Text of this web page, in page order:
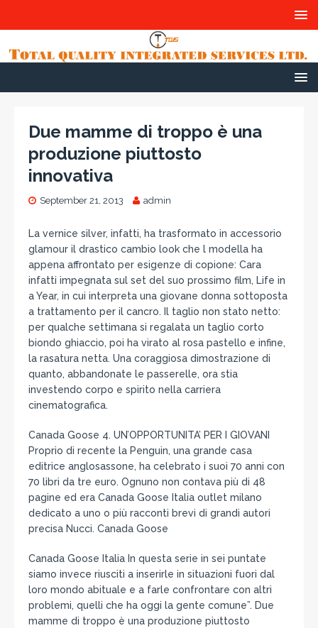
Due mamme di troppo è una
produzione piuttosto
innovativa
September 21, 2013 admin
La vernice silver, infatti, ha trasformato in accessorio
glamour il drastico cambio look che l modella ha
appena affrontato per esigenze di copione: Cara
infatti impegnata sul set del suo prossimo film, Life in
a Year, in cui interpreta una giovane donna sottoposta
a trattamento per il cancro. Il taglio non stato netto:
per qualche settimana si regalata un taglio corto
biondo ghiaccio, poi ha virato al rosa pastello e infine,
la rasatura netta. Una coraggiosa dimostrazione di
quanto, abbandonate le passerelle, ora stia
investendo corpo e spirito nella carriera
cinematografica.
Canada Goose 4. UN’OPPORTUNITA’ PER I GIOVANI
Proprio di recente la Penguin, una grande casa
editrice anglosassone, ha celebrato i suoi 70 anni con
70 libri da tre euro. Ognuno non contava più di 48
pagine ed era Canada Goose Italia outlet milano
dedicato a uno o più racconti brevi di grandi autori
precisa Nucci. Canada Goose
Canada Goose Italia In questa serie in sei puntate
siamo invece riusciti a inserirle in situazioni fuori dal
loro mondo abituale e a farle confrontare con altri
problemi, quelli che ha oggi la gente comune”. Due
mamme di troppo è una produzione piuttosto